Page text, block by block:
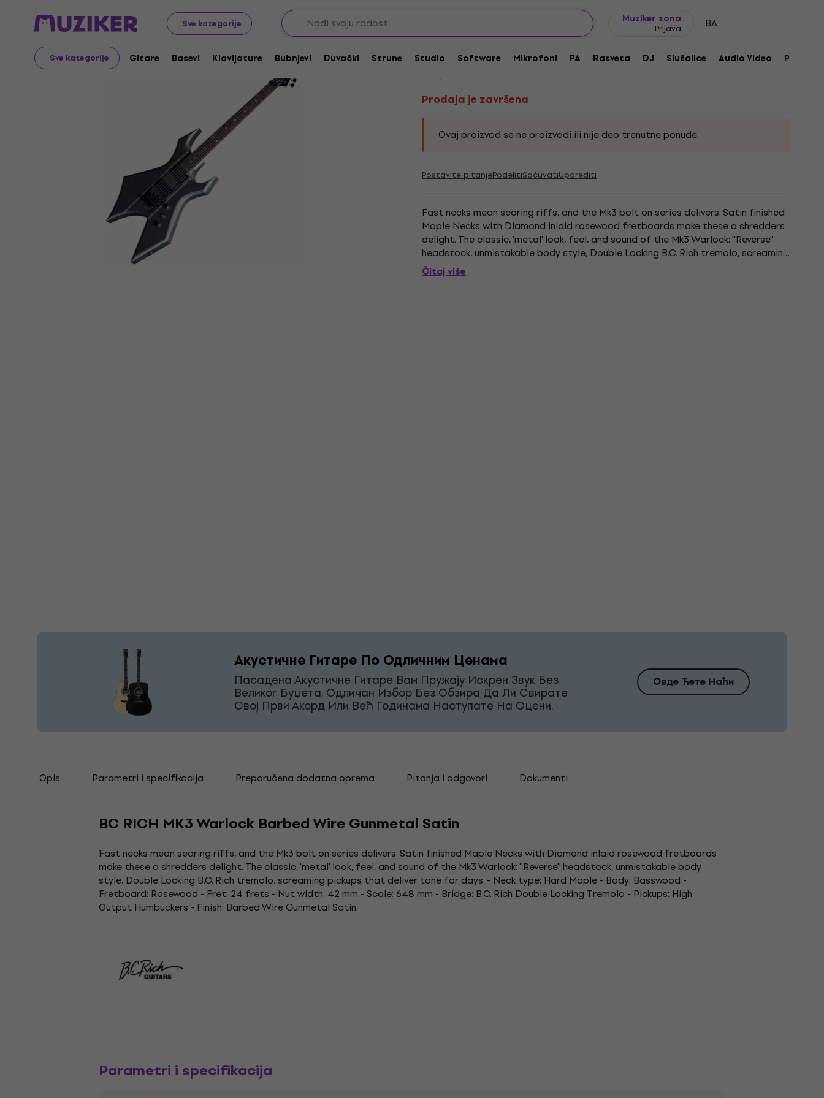
Sve kategorije
Muziker zona
Prijava BA
Sve kategorije Gitare Basevi Klavijature Bubnjevi Duvački Strune Studio Software Mikrofoni PA Rasveta DJ Slušalice Audio Video Pribor
Muzički instrumenti Gitare Električne gitare Hard & Heavy
Prodaja je završena
Prodaja je završena
BC RICH MK3 Warlock Barbed Wire Gunmetal Satin
Kod proizvoda:
Prodaja je završena
Ovaj proizvod se ne proizvodi ili nije deo trenutne ponude.
Postavite pitanjePodelitiSačuvatiUporediti
Fast necks mean searing riffs, and the Mk3 bolt on series delivers. Satin finished
Maple Necks with Diamond inlaid rosewood fretboards make these a shredders
delight. The classic, 'metal' look, feel, and sound of the Mk3 Warlock: ''Reverse''
headstock, unmistakable body style, Double Locking B.C. Rich tremolo, screaming
pickups that deliver tone...
Čitaj više
Акустичне Гитаре По Одличним Ценама
Пасадена Акустичне Гитаре Вам Пружају Искрен Звук Без
Великог Буџета. Одличан Избор Без Обзира Да Ли Свирате
Свој Први Акорд Или Већ Годинама Наступате На Сцени.
Овде Ћете Наћи
Opis Parametri i specifikacija Preporučena dodatna oprema Pitanja i odgovori Dokumenti
BC RICH MK3 Warlock Barbed Wire Gunmetal Satin
Fast necks mean searing riffs, and the Mk3 bolt on series delivers. Satin finished Maple Necks with Diamond inlaid rosewood fretboards
make these a shredders delight. The classic, 'metal' look, feel, and sound of the Mk3 Warlock: ''Reverse'' headstock, unmistakable body
style, Double Locking B.C. Rich tremolo, screaming pickups that deliver tone for days. - Neck type: Hard Maple - Body: Basswood -
Fretboard: Rosewood - Fret: 24 frets - Nut width: 42 mm - Scale: 648 mm - Bridge: B.C. Rich Double Locking Tremolo - Pickups: High
Output Humbuckers - Finish: Barbed Wire Gunmetal Satin.
Parametri i specifikacija